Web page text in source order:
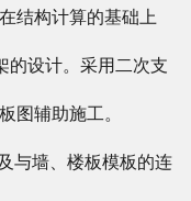
结构计算的基础上
的设计。采用二次支
图辅助施工。
与墙、楼板模板的连